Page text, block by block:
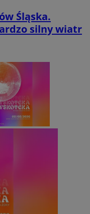
Śląska.
silny wiatr